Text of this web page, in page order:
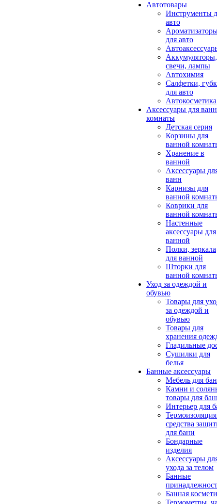
Автотовары
Инструменты
авто
для авто
Аккумуляторы,
свечи, лампы
Автохимия
Салфетки,
для авто
Автокосметика
Аксессуары для
комнаты
Детская серия
Корзины для
ванной
Хранение в
ванной
Аксессуары
ванн
Карнизы для
ванной
Коврики для
ванной
Настенные
аксессуары для
ванной
Полки, зеркала
для ванной
Шторки для
ванной
Уход за одеждой и
обувью
Товары для
за одеждой и
обувью
Товары для
хранения
Гладильные
Сушилки для
белья
Банные аксессуары
Мебель для
Камни и
товары для
Интерьер для
средства
для бани
Бондарные
изделия
Аксеcсуары
ухода за телом
Банные
Банная
Термометры,